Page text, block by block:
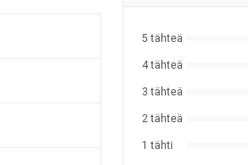
5 tähteä
4 tähteä
3 tähteä
2 tähteä
1 tähti